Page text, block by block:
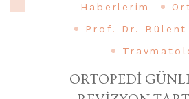
Haberlerim
Prof. Dr. Bülent
ORTOPEDİ